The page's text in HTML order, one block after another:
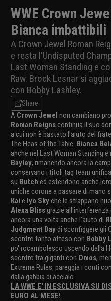
WWE Crown
Bianca imbattibili
A Crown Jewel Roman
e resta l'Undisputed
Last Woman Standing e
Raw. Brock Lesnar si
con Bobby Lashley.
Share
A Crown Jewel non cambiano
Roman Reignscontinua il suo
a cui non è bastato l'aiuto del
The Heas of the Table. Bianca
anche nel Last Woman Standing
Bayley, rimanendo ancora la
conservano i titoli tag team
su Butch ed estendono anche
uniche corone a passare di mano
Kai e Iyo Skyche le strappano
Alexa Blissgrazie all'interferenza
ancora una volta anche l'aiuto di
Judgment Daydi sconfiggere gli
scontro tanto atteso con Bobby
po' rocambolesco uscendo dalla
scontro fra giganti con Omos,
Extreme Rules, pareggia i conti con
dalla gabbia di acciaio.
LA WWE E' IN ESCLUSIVA SU
EURO AL MESE!